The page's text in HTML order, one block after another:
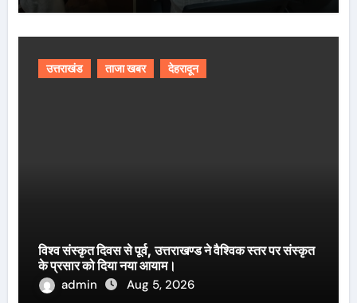
उत्तराखंड ताजा खबर देहरादून
विश्व संस्कृत दिवस से पूर्व, उत्तराखण्ड ने वैश्विक स्तर पर संस्कृत
के प्रसार को दिया नया आयाम।
admin
Aug 5, 2026